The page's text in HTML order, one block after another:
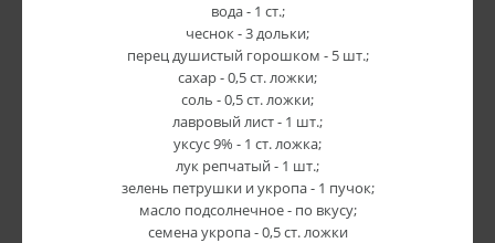
вода - 1 ст.;
чеснок - 3 дольки;
перец душистый горошком - 5 шт.;
сахар - 0,5 ст. ложки;
соль - 0,5 ст. ложки;
лавровый лист - 1 шт.;
уксус 9% - 1 ст. ложка;
лук репчатый - 1 шт.;
зелень петрушки и укропа - 1 пучок;
масло подсолнечное - по вкусу;
семена укропа - 0,5 ст. ложки